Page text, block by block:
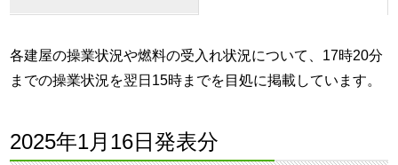
各建屋の操業状況や燃料の受入れ状況について、17時20分
までの操業状況を翌日15時までを目処に掲載しています。
2025年1月16日発表分